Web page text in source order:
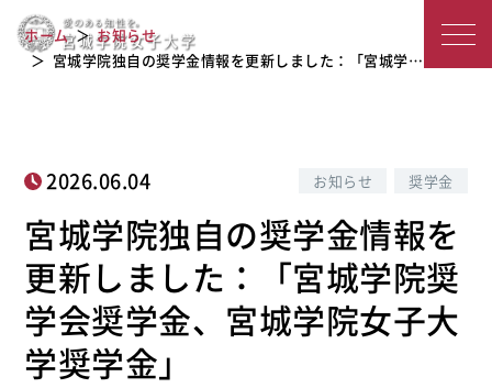
城
子
大
学
した：「宮城学院奨学会奨学金、宮城
学院女子大学奨学金」
ホーム
お知らせ
宮城学院独自の奨学金情報を更新しました：「宮城学…
2026.06.04 お知らせ 奨学金
宮城学院独自の奨学金情報を
更新しました：「宮城学院奨
学会奨学金、宮城学院女子大
学奨学金」